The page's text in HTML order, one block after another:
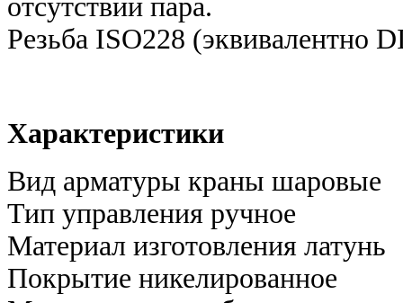
отсутствии пара.
Резьба ISO228 (эквивалентно
Характеристики
Вид арматуры краны шаровые
Тип управления ручное
Материал изготовления латунь
Покрытие никелированное